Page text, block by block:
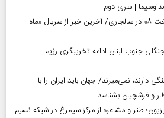
| سری دوم
آغاز نگارش فیلمنامه «پایتخت ۸» در سالجاری/ آخرین خبر از سریال «ماه
جنوب لبنان ادامه تخریبگری رژیم
نمی‌میرند/ جهان باید ایران را با
و فرشچیان بشناسد
طنز و مشاعره از مرکز سیمرغ در شبکه نسیم